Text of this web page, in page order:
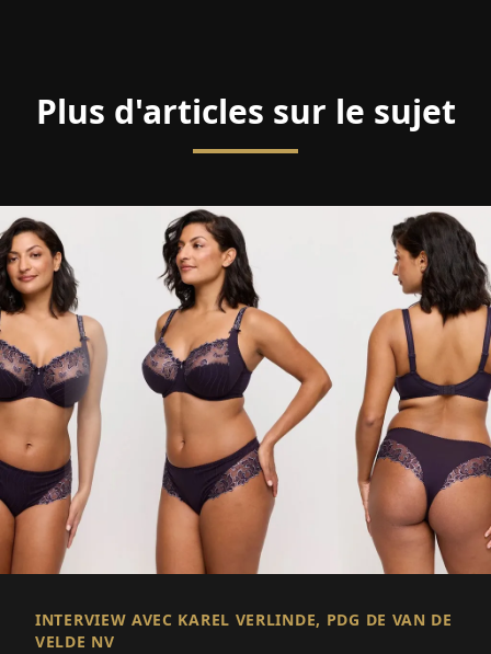
Plus d'articles sur le sujet
INTERVIEW AVEC KAREL VERLINDE, PDG DE VAN DE
VELDE NV